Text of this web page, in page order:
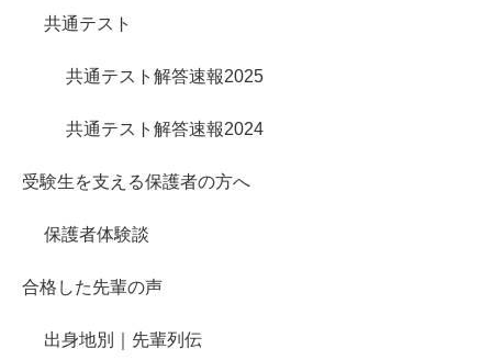
共通テスト
共通テスト解答速報2025
共通テスト解答速報2024
受験生を支える保護者の方へ
保護者体験談
合格した先輩の声
出身地別｜先輩列伝